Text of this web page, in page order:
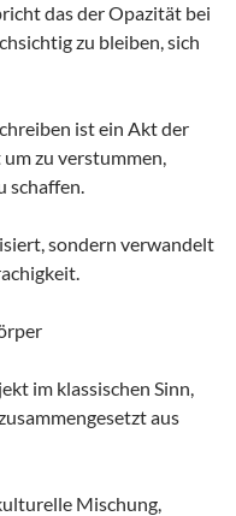
das der Opazität bei
zu bleiben, sich
ist ein Akt der
zu verstummen,
schaffen.
sondern verwandelt
im klassischen Sinn,
aus
Mischung,